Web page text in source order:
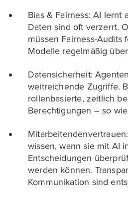
Bias & Fairness: AI lernt
Daten sind oft verzerrt.
müssen Fairness-Audits
Modelle regelmäßig
Datensicherheit:
weitreichende Zugriffe.
rollenbasierte, zeitlich
Berechtigungen – so
wissen, wann sie mit AI
Entscheidungen
werden können.
Kommunikation sind